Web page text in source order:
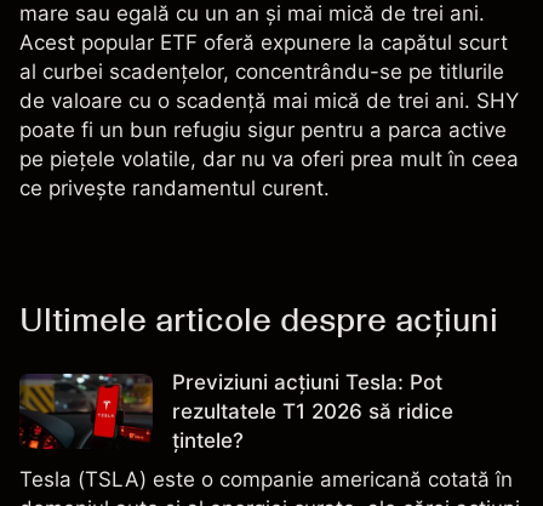
mare sau egală cu un an și mai mică de trei ani.
Acest popular ETF oferă expunere la capătul scurt
al curbei scadențelor, concentrându-se pe titlurile
de valoare cu o scadență mai mică de trei ani. SHY
poate fi un bun refugiu sigur pentru a parca active
pe piețele volatile, dar nu va oferi prea mult în ceea
ce privește randamentul curent.
Ultimele articole despre acțiuni
Previziuni acțiuni Tesla: Pot
rezultatele T1 2026 să ridice
țintele?
Tesla (TSLA) este o companie americană cotată în